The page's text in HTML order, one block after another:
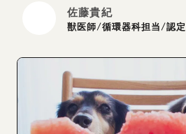
佐藤貴紀
獣医師/循環器科担当/認